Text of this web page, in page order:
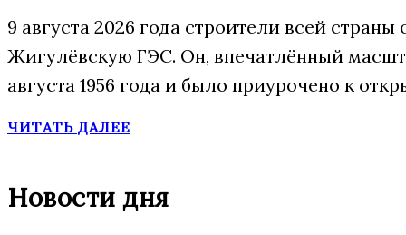
9 августа 2026 года строители всей
Жигулёвскую ГЭС. Он, впечатлённый
августа 1956 года и было приурочено к
ЧИТАТЬ ДАЛЕЕ
Новости дня